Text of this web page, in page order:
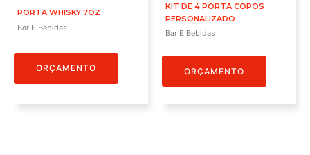
PORTA WHISKY 7OZ
Bar E Bebidas
ORÇAMENTO
KIT DE 4 PORTA COPOS
PERSONALIZADO
Bar E Bebidas
ORÇAMENTO